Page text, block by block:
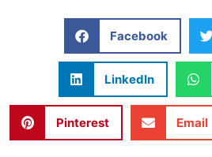
Facebook
LinkedIn
Pinterest Email